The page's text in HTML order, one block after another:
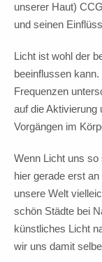
unserer Haut)
und seinen
Licht ist wohl der
beeinflussen
Frequenzen
auf die Aktivierung
Vorgängen im
Wenn Licht uns
hier gerade erst
unsere Welt
schön Städte bei
künstliches Licht
wir uns damit